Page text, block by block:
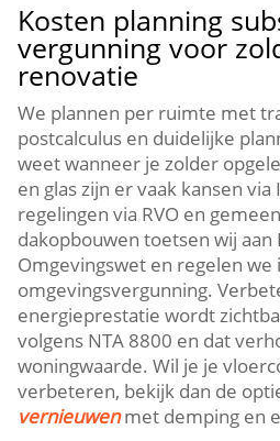
Kosten planning
vergunning voor
renovatie
We plannen per ruimte met
postcalculus en duidelijke
weet wanneer je zolder
en glas zijn er vaak kansen via
regelingen via RVO en
dakopbouwen toetsen wij aan
Omgevingswet en regelen we
omgevingsvergunning.​
energieprestatie wordt
volgens NTA 8800 en dat
woningwaarde.​ Wil je je
verbeteren, bekijk dan de
vernieuwenmet demping en